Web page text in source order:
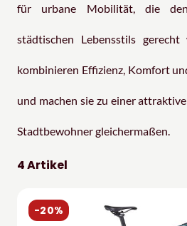
für urbane Mobilität, die
städtischen Lebensstils
kombinieren Effizienz, Komfort
und machen sie zu einer
Stadtbewohner gleichermaßen.
4 Artikel
-20%